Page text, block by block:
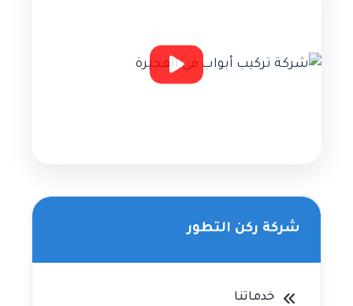
شركة ركن التطور
خدماتنا